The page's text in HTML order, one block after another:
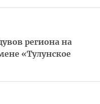
региона на
«Тулунское